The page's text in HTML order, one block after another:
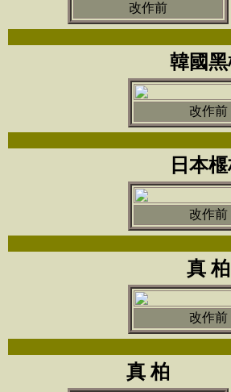
改作前
韓國
改作前
日本
改作前
真 柏
改作前
真 柏